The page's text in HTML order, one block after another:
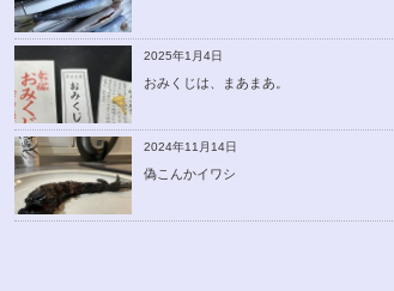
2025年1月4日
おみくじは、まあまあ。
2024年11月14日
偽こんかイワシ